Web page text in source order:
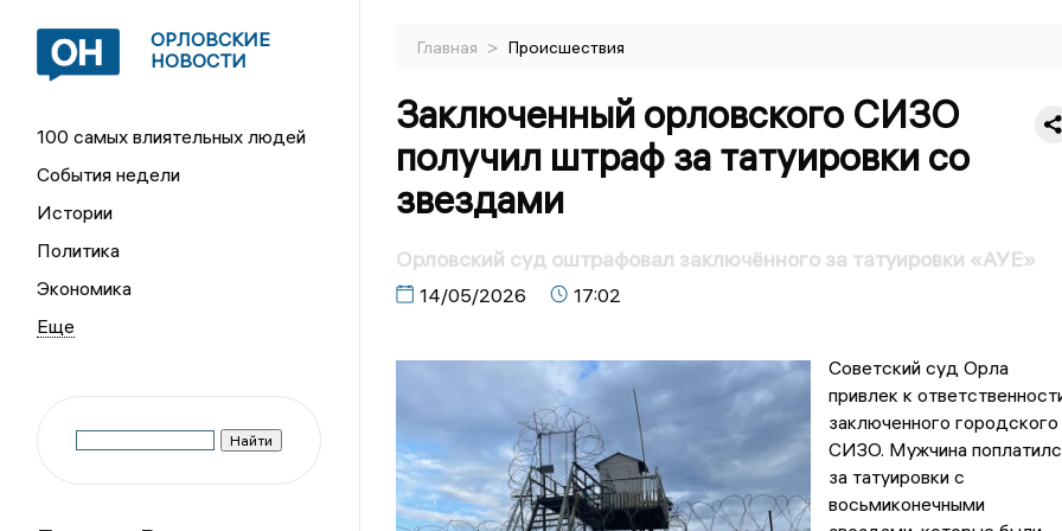
ОРЛОВСКИЕ
НОВОСТИ
100 самых влиятельных людей
События недели
Истории
Политика
Экономика
Главная > Происшествия
Заключенный орловского СИЗО
получил штраф за татуировки со
звездами
Орловский суд оштрафовал заключённого за татуировки «АУЕ»
14/05/2026 17:02
Советский суд Орла
привлек к
заключенного городского
СИЗО. Мужчина
за татуировки с
восьмиконечными